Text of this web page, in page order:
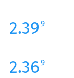
2.39 9
2.369